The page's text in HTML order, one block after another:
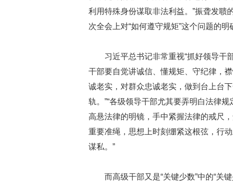
利用特殊身份谋取非法利益。”振聋发聩
次全会上对“如何遵守规矩”这个问题的明
习近平总书记非常重视“抓好领导干
干部要自觉讲诚信、懂规矩、守纪律，
诚老实，对群众忠诚老实，做到台上台
轨。”“各级领导干部尤其要弄明白法律
高悬法律的明镜，手中紧握法律的戒尺
重要准绳，思想上时刻绷紧这根弦，行
谋私。”
而高级干部又是“关键少数”中的“关